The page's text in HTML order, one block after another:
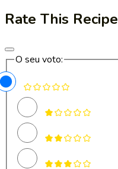
Rate This Recipe
O seu voto: